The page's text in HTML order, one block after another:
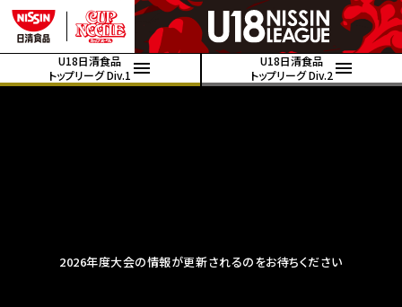
U18日清食品
トップリーグ Div.1
U18日清食品
トップリーグ Div.2
2026年度大会の情報が更新されるのをお待ちください